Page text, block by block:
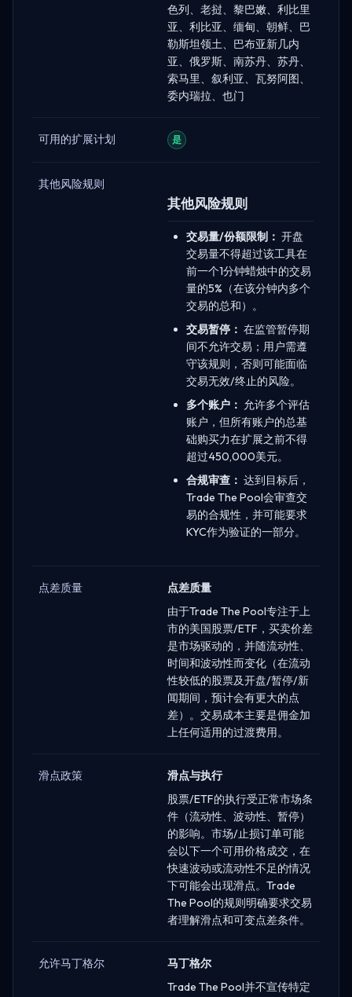
色列、老挝、黎巴嫩、利比里
亚、利比亚、缅甸、朝鲜、巴
勒斯坦领土、巴布亚新几内
亚、俄罗斯、南苏丹、苏丹、
索马里、叙利亚、瓦努阿图、
委内瑞拉、也门
可用的扩展计划 是
其他风险规则
其他风险规则
交易量/份额限制： 开盘
交易量不得超过该工具在
前一个1分钟蜡烛中的交易
量的5%（在该分钟内多个
交易的总和）。
交易暂停： 在监管暂停期
间不允许交易；用户需遵
守该规则，否则可能面临
交易无效/终止的风险。
多个账户： 允许多个评估
账户，但所有账户的总基
础购买力在扩展之前不得
超过450,000美元。
合规审查： 达到目标后，
Trade The Pool会审查交
易的合规性，并可能要求
KYC作为验证的一部分。
点差质量
点差质量
由于Trade The Pool专注于上
市的美国股票/ETF，买卖价差
是市场驱动的，并随流动性、
时间和波动性而变化（在流动
性较低的股票及开盘/暂停/新
闻期间，预计会有更大的点
差）。交易成本主要是佣金加
上任何适用的过渡费用。
滑点政策
滑点与执行
股票/ETF的执行受正常市场条
件（流动性、波动性、暂停）
的影响。市场/止损订单可能
会以下一个可用价格成交，在
快速波动或流动性不足的情况
下可能会出现滑点。Trade
The Pool的规则明确要求交易
者理解滑点和可变点差条件。
允许马丁格尔
马丁格尔
Trade The Pool并不宣传特定